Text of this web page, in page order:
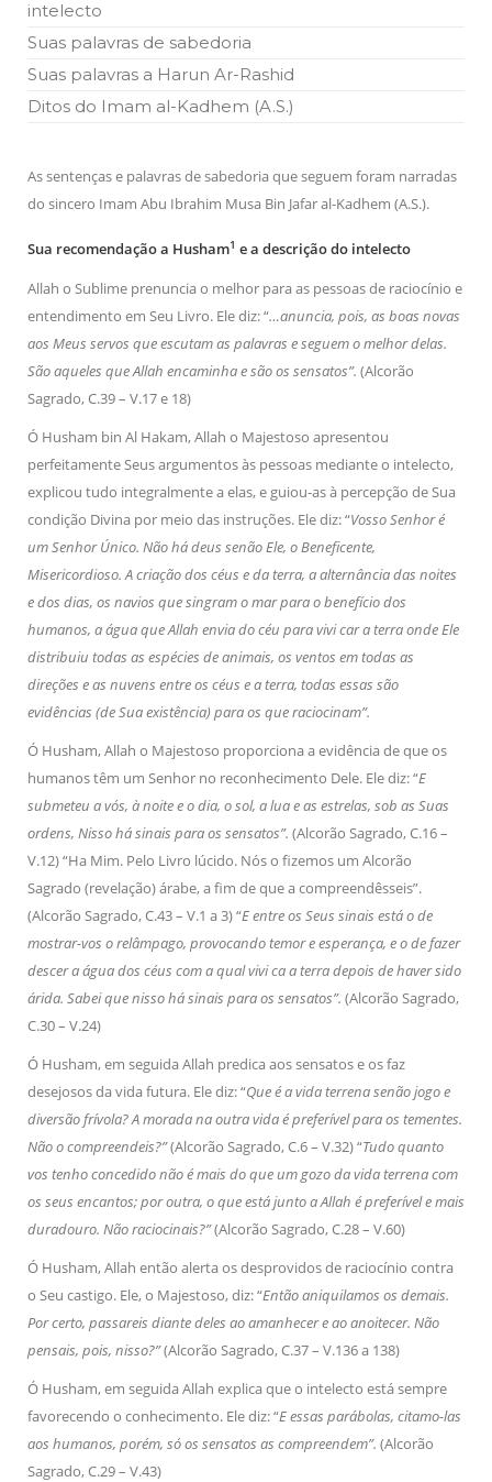
Islâmico no Brasil parabeniza a nação islâmica pela chegada
todos os irmãos e irmãs um novo
Falecimento do Imam Ali Ibn Al-Hussein
data em que relembramos o martírio do quarto Imam dos
muçulmanos, o Imam Ali Ibn Al-Hussein Ibn Ali Ibn Abi Táleb
(A.S.), conhecido por “Zein Al-Ábidin” (Formosura
NOTÍCIAS
3 DE JULHO DE 2014
Centro Islâmico no Brasil recebe o ex-
ministro das Relações Exteriores da
Na noite da quinta-feira, 03 de Abril, o Centro Islâmico no
Brasil recebeu em sua sede, em São Paulo, o ex-ministro das
Kharrazi, que encontra-se visitando
intelecto
Suas palavras de sabedoria
Suas palavras a Harun Ar-Rashid
Ditos do Imam al-Kadhem (A.S.)
As sentenças e palavras de sabedoria que seguem foram narradas
do sincero Imam Abu Ibrahim Musa Bin Jafar al-Kadhem (A.S.).
Sua recomendação a Husham1 e a descrição do intelecto
Allah o Sublime prenuncia o melhor para as pessoas de raciocínio e
entendimento em Seu Livro. Ele diz: “…anuncia, pois, as boas novas
aos Meus servos que escutam as palavras e seguem o melhor delas.
São aqueles que Allah encaminha e são os sensatos”. (Alcorão
Sagrado, C.39 – V.17 e 18)
Ó Husham bin Al Hakam, Allah o Majestoso apresentou
perfeitamente Seus argumentos às pessoas mediante o intelecto,
explicou tudo integralmente a elas, e guiou-as à percepção de Sua
condição Divina por meio das instruções. Ele diz: “Vosso Senhor é
um Senhor Único. Não há deus senão Ele, o Beneficente,
Misericordioso. A criação dos céus e da terra, a alternância das noites
e dos dias, os navios que singram o mar para o benefício dos
humanos, a água que Allah envia do céu para vivi car a terra onde Ele
distribuiu todas as espécies de animais, os ventos em todas as
direções e as nuvens entre os céus e a terra, todas essas são
evidências (de Sua existência) para os que raciocinam”.
Ó Husham, Allah o Majestoso proporciona a evidência de que os
humanos têm um Senhor no reconhecimento Dele. Ele diz: “E
submeteu a vós, à noite e o dia, o sol, a lua e as estrelas, sob as Suas
ordens, Nisso há sinais para os sensatos”. (Alcorão Sagrado, C.16 –
V.12) “Ha Mim. Pelo Livro lúcido. Nós o fizemos um Alcorão
Sagrado (revelação) árabe, a fim de que a compreendêsseis”.
(Alcorão Sagrado, C.43 – V.1 a 3) “E entre os Seus sinais está o de
mostrar-vos o relâmpago, provocando temor e esperança, e o de fazer
descer a água dos céus com a qual vivi ca a terra depois de haver sido
árida. Sabei que nisso há sinais para os sensatos”. (Alcorão Sagrado,
C.30 – V.24)
Ó Husham, em seguida Allah predica aos sensatos e os faz
desejosos da vida futura. Ele diz: “Que é a vida terrena senão jogo e
diversão frívola? A morada na outra vida é preferível para os tementes.
Não o compreendeis?”(Alcorão Sagrado, C.6 – V.32) “Tudo quanto
vos tenho concedido não é mais do que um gozo da vida terrena com
os seus encantos; por outra, o que está junto a Allah é preferível e mais
duradouro. Não raciocinais?”(Alcorão Sagrado, C.28 – V.60)
Ó Husham, Allah então alerta os desprovidos de raciocínio contra
o Seu castigo. Ele, o Majestoso, diz: “Então aniquilamos os demais.
Por certo, passareis diante deles ao amanhecer e ao anoitecer. Não
pensais, pois, nisso?”(Alcorão Sagrado, C.37 – V.136 a 138)
Ó Husham, em seguida Allah explica que o intelecto está sempre
favorecendo o conhecimento. Ele diz: “E essas parábolas, citamo-las
aos humanos, porém, só os sensatos as compreendem”. (Alcorão
Sagrado, C.29 – V.43)